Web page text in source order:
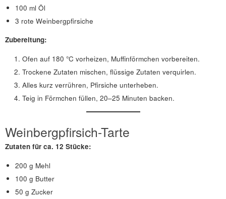
100 ml Öl
3 rote Weinbergpfirsiche
Zubereitung:
Ofen auf 180 °C vorheizen, Muffinförmchen vorbereiten.
Trockene Zutaten mischen, flüssige Zutaten verquirlen.
Alles kurz verrühren, Pfirsiche unterheben.
Teig in Förmchen füllen, 20–25 Minuten backen.
Weinbergpfirsich-Tarte
Zutaten für ca. 12 Stücke:
200 g Mehl
100 g Butter
50 g Zucker